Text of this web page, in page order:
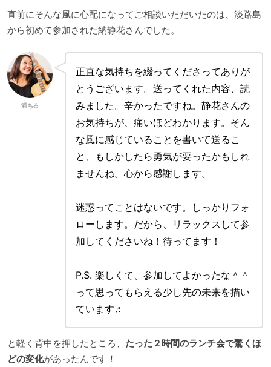
直前にそんな風に心配になってご相談いただいたのは、淡路島
から初めて参加された納静花さんでした。
満ちる
正直な気持ちを綴ってくださってありが
とうございます。送ってくれた内容、読
みました。辛かったですね。静花さんの
お気持ちが、痛いほどわかります。そん
な風に感じていることを書いて送るこ
と、もしかしたら勇気が要ったかもしれ
ませんね。心から感謝します。
迷惑ってことはないです。しっかりフォ
ローします。だから、リラックスして参
加してくださいね！待ってます！
P.S. 楽しくて、参加してよかったな＾＾
って思ってもらえる少し先の未来を描い
ています♬
と軽く背中を押したところ、 たった２時間のランチ会で驚くほ
どの変化があったんです！